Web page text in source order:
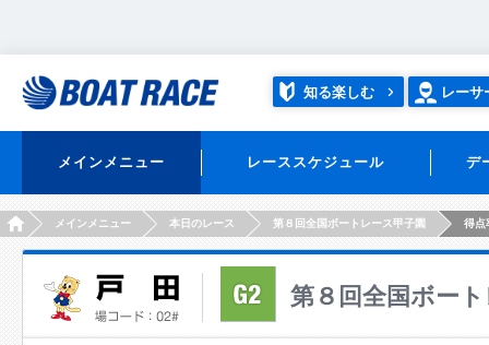
知る楽しむ レーサ
メインメニュー レーススケジュール デ
HOMEメインメニュー 本日のレース 第８回全国ボートレース甲子園 得点
第８回全国ボー